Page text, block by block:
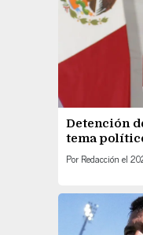
Detención
tema
Por Redacción el